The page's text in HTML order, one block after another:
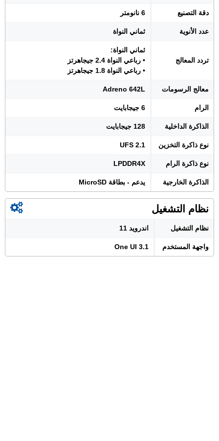
دقة التصنيع 6 نانومتر
عدد الأنوية ثماني النواة
تردد المعالج
ثماني النواة:
• رباعي النواة 2.4 جيجاهرتز
• رباعي النواة 1.8 جيجاهرتز
معالج الرسومات Adreno 642L
الرام 6 جيجابايت
الذاكرة الداخلية 128 جيجابايت
نوع ذاكرة التخزين UFS 2.1
نوع ذاكرة الرام LPDDR4X
الذاكرة الخارجية يدعم - بطاقة MicroSD
نظام التشغيل
نظام التشغيل اندرويد 11
واجهة المستخدم One UI 3.1